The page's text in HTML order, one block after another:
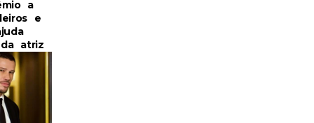
a
e
atriz